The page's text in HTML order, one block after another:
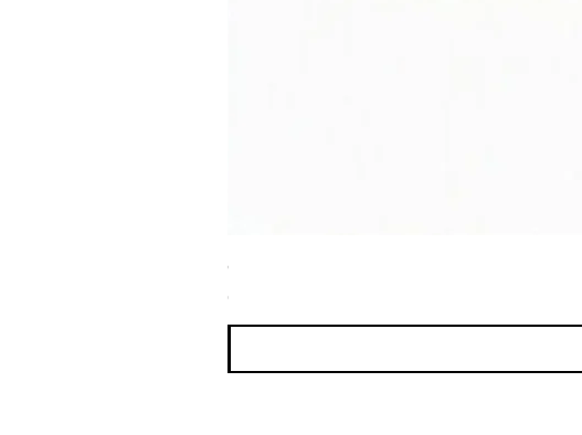
ספריי צבע שחור לטמבון MTN WEPRO Bumper Paint
מחיר